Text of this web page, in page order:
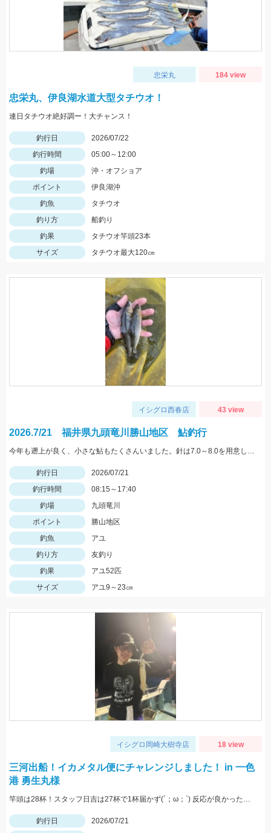
忠栄丸 184 view
忠栄丸、伊良湖水道大型タチウオ！
連日タチウオ絶好調ー！大チャンス！
釣行日
2026/07/22
釣行時間
05:00～12:00
釣場
沖・オフショア
ポイント
伊良湖沖
釣魚
タチウオ
釣り方
船釣り
釣果
タチウオ竿頭23本
サイズ
タチウオ最大120㎝
イシグロ西春店 43 view
2026.7/21 福井県九頭竜川勝山地区 鮎釣行
今年も遡上が良く、小さな鮎もたくさんいました。針は7.0～8.0を用意しておいた方がいいと思います。油断をすると23㎝クラスが掛かります チャラ瀬なども見逃さずにオトリを通してみましょう♪
釣行日
2026/07/21
釣行時間
08:15～17:40
釣場
九頭竜川
ポイント
勝山地区
釣魚
アユ
釣り方
友釣り
釣果
アユ52匹
サイズ
アユ9～23㎝
イシグロ岡崎大樹寺店 18 view
三河出船！イカメタル便にチャレンジしました！ in 一色
港 勇生丸様
竿頭は28杯！スタッフ日吉は27杯で1杯届かず(´；ω；`) 反応が良かったスッテ、ドロッパーは、ジャッカルゲキダキスッテメタル15号クロオレゼブラ、ゲキダキスッテ50パープルグリーン、ツリノスクイッドメタリカ1.8号キャンパスでした！
釣行日 2026/07/21